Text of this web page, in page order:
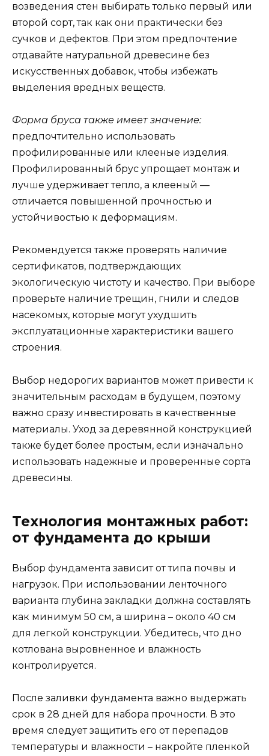
возведения стен выбирать только первый или
второй сорт, так как они практически без
сучков и дефектов. При этом предпочтение
отдавайте натуральной древесине без
искусственных добавок, чтобы избежать
выделения вредных веществ.
Форма бруса также имеет значение:
предпочтительно использовать
профилированные или клееные изделия.
Профилированный брус упрощает монтаж и
лучше удерживает тепло, а клееный —
отличается повышенной прочностью и
устойчивостью к деформациям.
Рекомендуется также проверять наличие
сертификатов, подтверждающих
экологическую чистоту и качество. При выборе
проверьте наличие трещин, гнили и следов
насекомых, которые могут ухудшить
эксплуатационные характеристики вашего
строения.
Выбор недорогих вариантов может привести к
значительным расходам в будущем, поэтому
важно сразу инвестировать в качественные
материалы. Уход за деревянной конструкцией
также будет более простым, если изначально
использовать надежные и проверенные сорта
древесины.
Технология монтажных работ:
от фундамента до крыши
Выбор фундамента зависит от типа почвы и
нагрузок. При использовании ленточного
варианта глубина закладки должна составлять
как минимум 50 см, а ширина – около 40 см
для легкой конструкции. Убедитесь, что дно
котлована выровненное и влажность
контролируется.
После заливки фундамента важно выдержать
срок в 28 дней для набора прочности. В это
время следует защитить его от перепадов
температуры и влажности – накройте пленкой